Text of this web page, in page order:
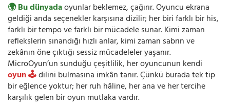
🌍 Bu dünyadaoyunlar beklemez, çağırır. Oyuncu ekrana
geldiği anda seçenekler karşısına dizilir; her biri farklı bir his,
farklı bir tempo ve farklı bir mücadele sunar. Kimi zaman
reflekslerin sınandığı hızlı anlar, kimi zaman sabrın ve
zekânın öne çıktığı sessiz mücadeleler yaşanır.
MicroOyun’un sunduğu çeşitlilik, her oyuncunun kendi
oyun 🕹️dilini bulmasına imkân tanır. Çünkü burada tek tip
bir eğlence yoktur; her ruh hâline, her ana ve her tercihe
karşılık gelen bir oyun mutlaka vardır.